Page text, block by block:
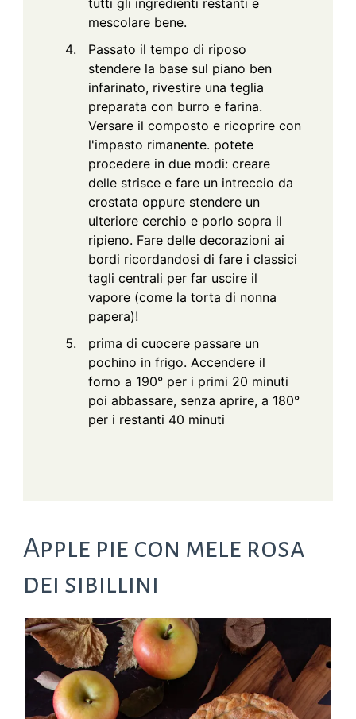
tutti gli ingredienti restanti e
mescolare bene.
Passato il tempo di riposo
stendere la base sul piano ben
infarinato, rivestire una teglia
preparata con burro e farina.
Versare il composto e ricoprire con
l'impasto rimanente. potete
procedere in due modi: creare
delle strisce e fare un intreccio da
crostata oppure stendere un
ulteriore cerchio e porlo sopra il
ripieno. Fare delle decorazioni ai
bordi ricordandosi di fare i classici
tagli centrali per far uscire il
vapore (come la torta di nonna
papera)!
prima di cuocere passare un
pochino in frigo. Accendere il
forno a 190° per i primi 20 minuti
poi abbassare, senza aprire, a 180°
per i restanti 40 minuti
Apple pie con mele rosa
dei sibillini